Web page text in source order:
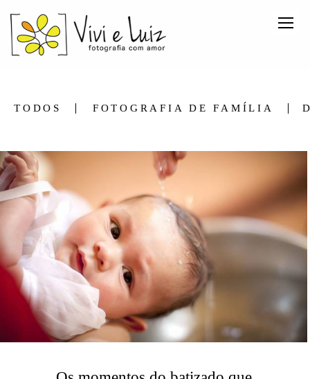
TODOS FOTOGRAFIA DE FAMÍLIA